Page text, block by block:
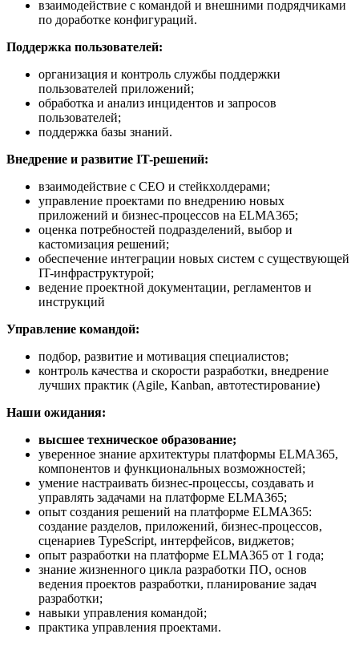
взаимодействие с командой и внешними подрядчиками
по доработке конфигураций.
Поддержка пользователей:
организация и контроль службы поддержки
пользователей приложений;
обработка и анализ инцидентов и запросов
пользователей;
поддержка базы знаний.
Внедрение и развитие IT-решений:
взаимодействие с CEO и стейкхолдерами;
управление проектами по внедрению новых
приложений и бизнес-процессов на ELMA365;
оценка потребностей подразделений, выбор и
кастомизация решений;
обеспечение интеграции новых систем с существующей
IT-инфраструктурой;
ведение проектной документации, регламентов и
инструкций
Управление командой:
подбор, развитие и мотивация специалистов;
контроль качества и скорости разработки, внедрение
лучших практик (Agile, Kanban, автотестирование)
Наши ожидания:
высшее техническое образование;
уверенное знание архитектуры платформы ELMA365,
компонентов и функциональных возможностей;
умение настраивать бизнес-процессы, создавать и
управлять задачами на платформе ELMA365;
опыт создания решений на платформе ELMA365:
создание разделов, приложений, бизнес-процессов,
сценариев TypeScript, интерфейсов, виджетов;
опыт разработки на платформе ELMA365 от 1 года;
знание жизненного цикла разработки ПО, основ
ведения проектов разработки, планирование задач
разработки;
навыки управления командой;
практика управления проектами.